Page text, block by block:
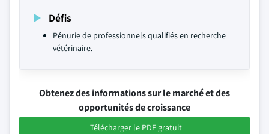
Défis
Pénurie de professionnels qualifiés en recherche
vétérinaire.
Obtenez des informations sur le marché et des
opportunités de croissance
Télécharger le PDF gratuit